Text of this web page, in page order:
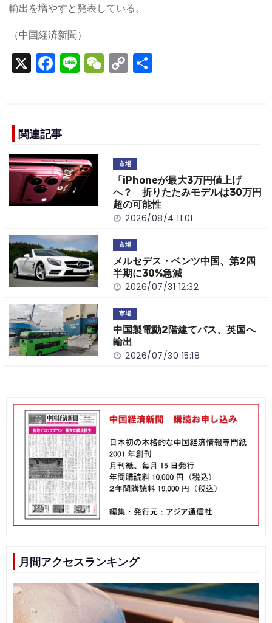
輸出を増やすと発表している。
（中国経済新聞）
X F
a
e
b
o
o
k
Li
n
W
e
C
o
n
k
関連記事
市場
「iPhoneが最大3万円値上げ
へ？ 折りたたみモデルは30万円
超の可能性
2026/08/4 11:01
市場
メルセデス・ベンツ中国、第2四
半期に30%急減
2026/07/31 12:32
市場
中国製電動2階建てバス、英国へ
輸出
2026/07/30 15:18
月間アクセスランキング